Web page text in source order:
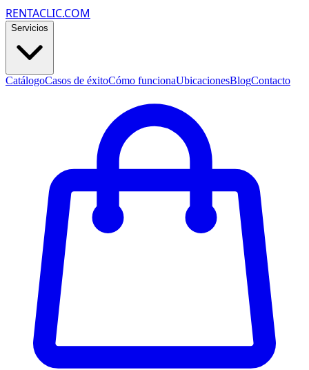
RENTACLIC.COM
Servicios
CatálogoCasos de éxitoCómo funcionaUbicacionesBlogContacto